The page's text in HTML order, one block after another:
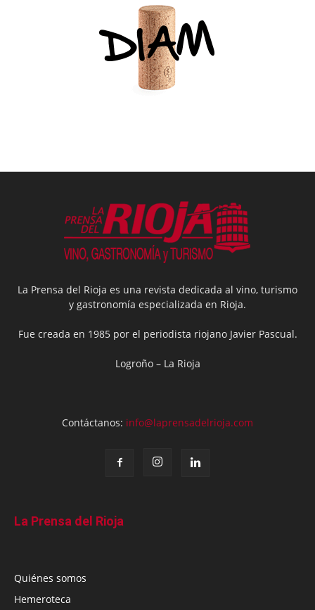
La Prensa del Rioja es una revista dedicada al vino, turismo
y gastronomía especializada en Rioja.
Fue creada en 1985 por el periodista riojano Javier Pascual.
Logroño – La Rioja
Contáctanos: info@laprensadelrioja.com
La Prensa del Rioja
Quiénes somos
Hemeroteca